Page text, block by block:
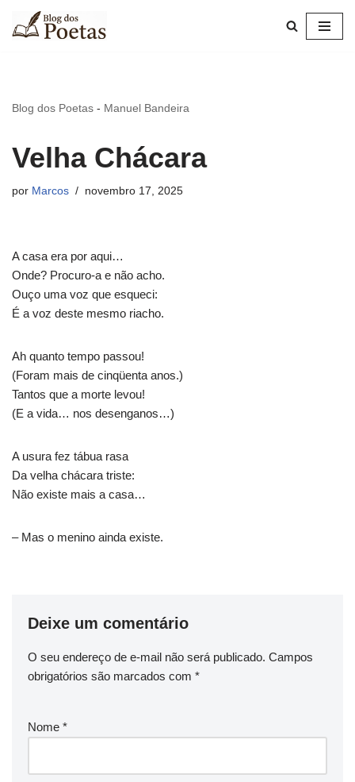
Pular
Blog dos Poetas - Manuel Bandeira
Velha Chácara
por Marcos novembro 17, 2025
A casa era por aqui…
Onde? Procuro-a e não acho.
Ouço uma voz que esqueci:
É a voz deste mesmo riacho.
Ah quanto tempo passou!
(Foram mais de cinqüenta anos.)
Tantos que a morte levou!
(E a vida… nos desenganos…)
A usura fez tábua rasa
Da velha chácara triste:
Não existe mais a casa…
– Mas o menino ainda existe.
Deixe um comentário
O seu endereço de e-mail não será publicado. Campos
obrigatórios são marcados com *
Nome *